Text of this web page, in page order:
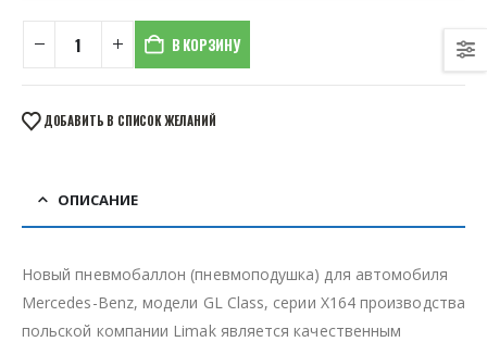
В КОРЗИНУ
ДОБАВИТЬ В СПИСОК ЖЕЛАНИЙ
ОПИСАНИЕ
Новый пневмобаллон (пневмоподушка) для автомобиля
Mercedes-Benz, модели GL Class, серии X164 производства
польской компании Limak является качественным